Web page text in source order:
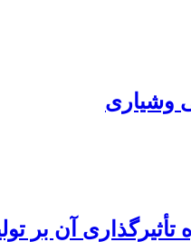
وشیاری
آن بر